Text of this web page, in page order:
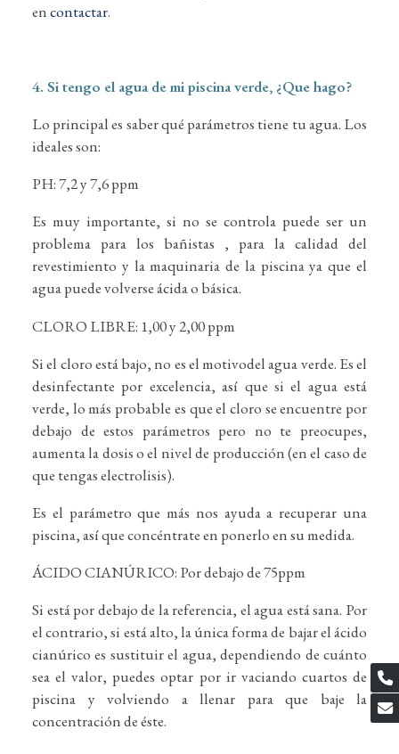
encontactar.
4. Si tengo el agua de mi piscina verde, ¿Que hago?
Lo principal es saber qué parámetros tiene tu agua. Los
ideales son:
PH: 7,2 y 7,6 ppm
Es muy importante, si no se controla puede ser un
problema para los bañistas , para la calidad del
revestimiento y la maquinaria de la piscina ya que el
agua puede volverse ácida o básica.
CLORO LIBRE: 1,00 y 2,00 ppm
Si el cloro está bajo, no es el motivodel agua verde. Es el
desinfectante por excelencia, así que si el agua está
verde, lo más probable es que el cloro se encuentre por
debajo de estos parámetros pero no te preocupes,
aumenta la dosis o el nivel de producción (en el caso de
que tengas electrolisis).
Es el parámetro que más nos ayuda a recuperar una
piscina, así que concéntrate en ponerlo en su medida.
ÁCIDO CIANÚRICO: Por debajo de 75ppm
Si está por debajo de la referencia, el agua está sana. Por
el contrario, si está alto, la única forma de bajar el ácido
cianúrico es sustituir el agua, dependiendo de cuánto
sea el valor, puedes optar por ir vaciando cuartos de
piscina y volviendo a llenar para que baje la
concentración de éste.